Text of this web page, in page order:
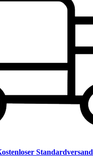
Standardversand